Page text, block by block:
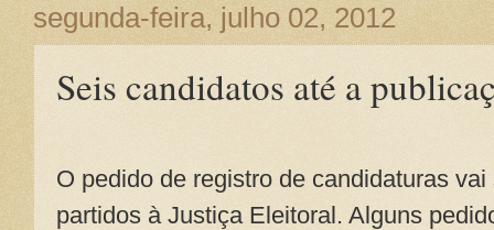
segunda-feira, julho 02, 2012
Seis candidatos até a
O pedido de registro de candidaturas
partidos à Justiça Eleitoral. Alguns